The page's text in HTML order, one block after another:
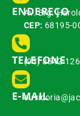
ENDEREÇO
Av. Brg.
CEP: 68195-
TELEFONE
(93) 3542-
E-MAIL